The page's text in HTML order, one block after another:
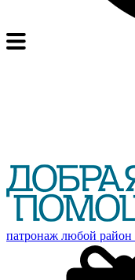
патронаж любой